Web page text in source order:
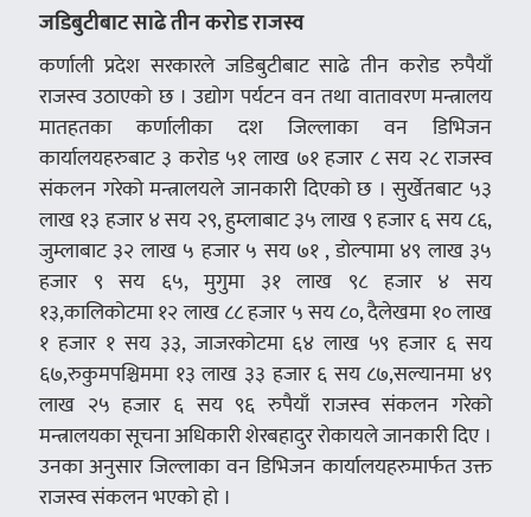
जडिबुटीबाट साढे तीन करोड राजस्व
कर्णाली प्रदेश सरकारले जडिबुटीबाट साढे तीन करोड रुपैयाँ
राजस्व उठाएको छ । उद्योग पर्यटन वन तथा वातावरण मन्त्रालय
मातहतका कर्णालीका दश जिल्लाका वन डिभिजन
कार्यालयहरुबाट ३ करोड ५१ लाख ७१ हजार ८ सय २८ राजस्व
संकलन गरेको मन्त्रालयले जानकारी दिएको छ । सुर्खेतबाट ५३
लाख १३ हजार ४ सय २९, हुम्लाबाट ३५ लाख ९ हजार ६ सय ८६,
जुम्लाबाट ३२ लाख ५ हजार ५ सय ७१ , डोल्पामा ४९ लाख ३५
हजार ९ सय ६५, मुगुमा ३१ लाख ९८ हजार ४ सय
१३,कालिकोटमा १२ लाख ८८ हजार ५ सय ८०, दैलेखमा १० लाख
१ हजार १ सय ३३, जाजरकोटमा ६४ लाख ५९ हजार ६ सय
६७,रुकुमपश्चिममा १३ लाख ३३ हजार ६ सय ८७,सल्यानमा ४९
लाख २५ हजार ६ सय ९६ रुपैयाँ राजस्व संकलन गरेको
मन्त्रालयका सूचना अधिकारी शेरबहादुर रोकायले जानकारी दिए ।
उनका अनुसार जिल्लाका वन डिभिजन कार्यालयहरुमार्फत उक्त
राजस्व संकलन भएको हो ।